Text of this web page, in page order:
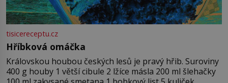
tisicereceptu.cz
Hříbková omáčka
Královskou houbou českých lesů je pravý hřib. Suroviny
400 g houby 1 větší cibule 2 lžíce másla 200 ml šlehačky